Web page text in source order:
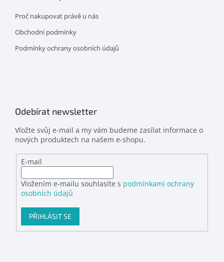
Proč nakupovat právě u nás
Obchodní podmínky
Podmínky ochrany osobních údajů
Odebírat newsletter
Vložte svůj e-mail a my vám budeme zasílat informace o
nových produktech na našem e-shopu.
E-mail
Vložením e-mailu souhlasíte s podmínkami ochrany
osobních údajů
PŘIHLÁSIT SE